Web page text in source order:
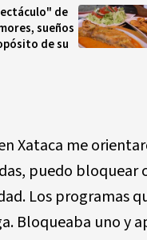
de
sueños
de su
Xataca me
puedo bloquear
Los programas
Bloqueaba uno y